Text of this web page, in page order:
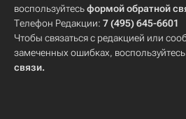
воспользуйтесьформой обратной
Телефон Редакции: 7 (495) 645-6601
Чтобы связаться с редакцией или
замеченных ошибках, воспользуйтесь
связи.